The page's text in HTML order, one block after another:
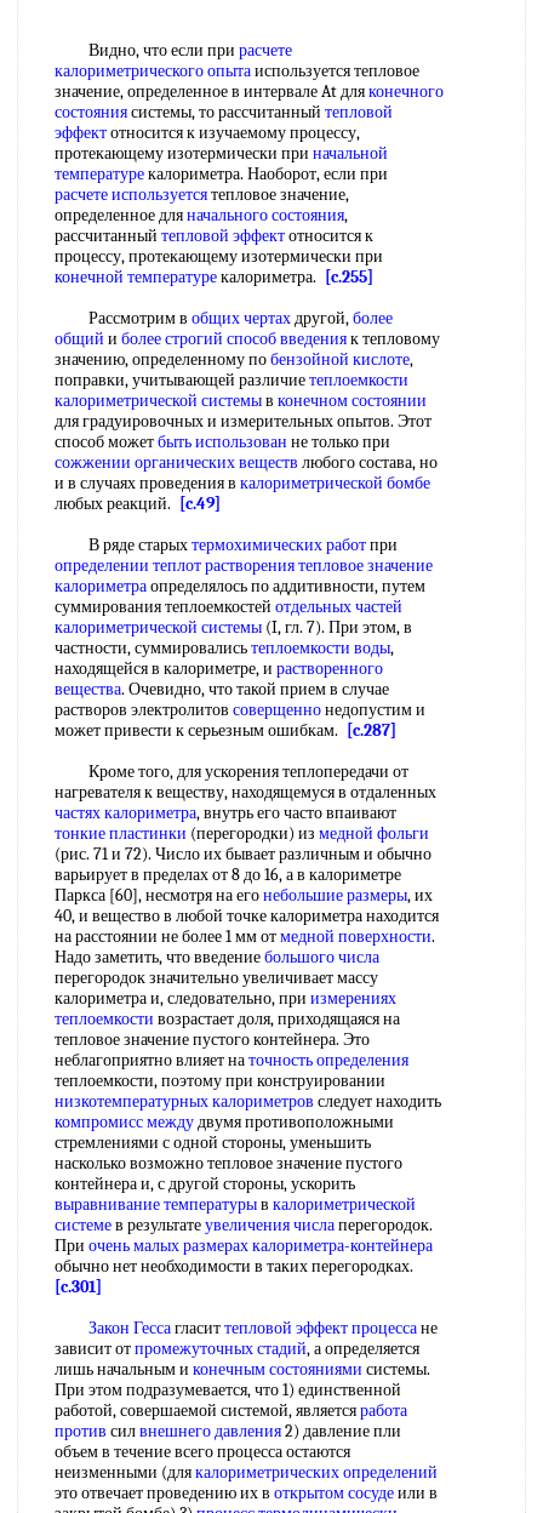
Видно, что если при расчете
калориметрическогоопытаиспользуется тепловое
значение, определенное в интервале At дляконечного
состояниясистемы, то рассчитанный тепловой
эффектотносится к изучаемому процессу,
протекающему изотермически при начальной
температурекалориметра. Наоборот, если при
расчете используетсятепловое значение,
определенное дляначального состояния,
рассчитанный тепловой эффектотносится к
процессу, протекающему изотермически при
конечной температурекалориметра.
[c.255]
Рассмотрим в общих чертахдругой,более
общий и более строгий способ введенияк тепловому
значению, определенному побензойной кислоте,
поправки, учитывающей различиетеплоемкости
калориметрической системыв конечном состоянии
для градуировочных и измерительных опытов. Этот
способ можетбыть использован не только при
сожжении органических веществ любого состава, но
и в случаях проведения в калориметрической бомбе
любых реакций.
[c.49]
В ряде старыхтермохимических работпри
определении теплот растворениятепловое значение
калориметраопределялось по аддитивности, путем
суммирования теплоемкостей отдельных частей
калориметрической системы (I, гл. 7). При этом, в
частности, суммировалисьтеплоемкости воды,
находящейся в калориметре, и растворенного
вещества. Очевидно, что такой прием в случае
растворов электролитов соверщеннонедопустим и
может привести к серьезным ошибкам.
[c.287]
Кроме того, для ускорения теплопередачи от
нагревателя к веществу, находящемуся в отдаленных
частях калориметра, внутрь его часто впаивают
тонкие пластинки (перегородки) из медной фольги
(рис. 71 и 72). Число их бывает различным и обычно
варьирует в пределах от 8 до 16, а в калориметре
Паркса [60], несмотря на егонебольшие размеры, их
40, и вещество в любой точке калориметра находится
на расстоянии не более 1 мм отмедной поверхности.
Надо заметить, что введениебольшого числа
перегородок значительно увеличивает массу
калориметра и, следовательно, при измерениях
теплоемкости возрастает доля, приходящаяся на
тепловое значение пустого контейнера. Это
неблагоприятно влияет наточность определения
теплоемкости, поэтому при конструировании
низкотемпературных калориметров следует находить
компромисс междудвумя противоположными
стремлениями с одной стороны, уменьшить
насколько возможно тепловое значение пустого
контейнера и, с другой стороны, ускорить
выравнивание температурыв калориметрической
системев результатеувеличения числаперегородок.
При очень малых размерахкалориметра-контейнера
обычно нет необходимости в таких перегородках.
[c.301]
Закон Гессагласиттепловой эффект процессане
зависит отпромежуточных стадий, а определяется
лишь начальным и конечным состояниями системы.
При этом подразумевается, что 1) единственной
работой, совершаемой системой, являетсяработа
против силвнешнего давления2) давление пли
объем в течение всего процесса остаются
неизменными (длякалориметрических определений
это отвечает проведению их в открытом сосудеили в